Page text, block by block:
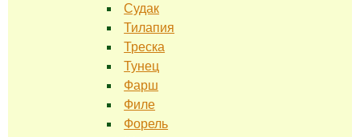
Судак
Тилапия
Треска
Тунец
Фарш
Филе
Форель